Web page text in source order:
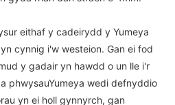
eithaf y cadeirydd y Yumeya
cynnig i'w westeion. Gan ei fod
y gadair yn hawdd o un lle i'r
phwysauYumeya wedi defnyddio
yn ei holl gynnyrch, gan